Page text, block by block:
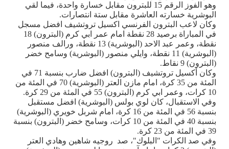
وهو الفوز الرقم 15 للبترون مقابل خسارة واحدة، فيما لقي
البوشرية خسارته العاشرة مقابل ستة انتصارات.
وكان لاعب البترون الفرنسي اكسيل تروتشيف افضل مسجل
في المباراة برصيد 28 نقطة امام عمر ابي كرم (البترون) 18
نقطة، وعمر عبد الاحد (البوشرية) 13 نقطة، ورالف منصور
(البوشرية) 11 نقطة، وايلي منصور (البوشرية) وسامح خضر
(البترون) 9 نقاط.
وكان أكسيل تروتشيف (البترون) افضل ضارب بنسبة 71 في
المئة من 35 كرة، امام مازن العتر (البوشرية) 70 في المئة من
10 كرات، وعمر ابي كرم (البترون) 55 في المئة من 29 كرة.
وفي الاستقبال، كان لوي بولس (البوشرية) افضل مستقبل
بنسبة 56 في المئة من 16 كرة، امام شربل خويري (البوشرية)
بنسبة 40 في المئة من 10 كرات، وسامح خضر (البترون) بنسبة
39 في المئة من 23 كرة.
وفي صد الكرات "البلوك"، صد روجيه شاهين وهادي العتر